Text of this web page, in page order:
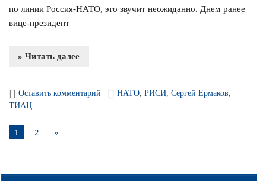
по линии Россия-НАТО, это звучит неожиданно. Днем ранее
вице-президент
» Читать далее
Оставить комментарий НАТО,РИСИ,Сергей Ермаков,
ТИАЦ
1 2 »